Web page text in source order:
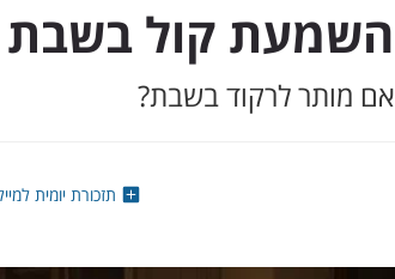
קול בשבת
מותר לרקוד בשבת?
תזכורת יומית